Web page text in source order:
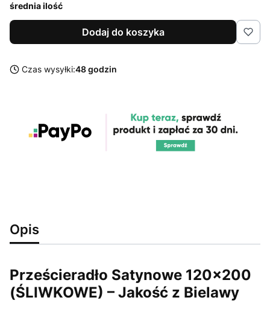
średnia ilość
Dodaj do koszyka
Czas wysyłki:48 godzin
Opis
Prześcieradło Satynowe 120x200
(ŚLIWKOWE) – Jakość z Bielawy